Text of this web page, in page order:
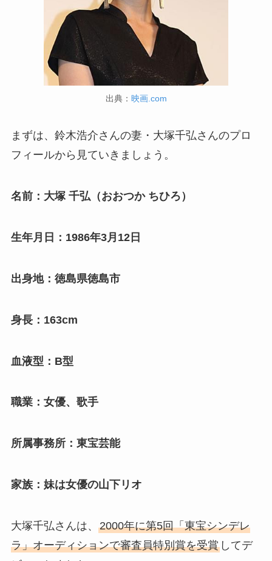
出典： 映画.com
まずは、鈴木浩介さんの妻・大塚千弘さんのプロ
フィールから見ていきましょう。
名前：大塚 千弘（おおつか ちひろ）
生年月日：1986年3月12日
出身地：徳島県徳島市
身長：163cm
血液型：B型
職業：女優、歌手
所属事務所：東宝芸能
家族：妹は女優の山下リオ
大塚千弘さんは、 2000年に第5回「東宝シンデレ
ラ」オーディションで審査員特別賞を受賞してデ